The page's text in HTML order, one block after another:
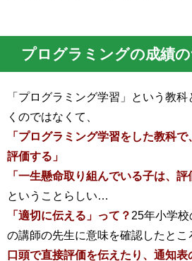
プログラミングの成績
「プログラミング学習」という教
くのではなくて、
「プログラミング学習をした教科で
評価する」
「一生懸命取り組んでいる子は、評
ということらしい…
「適切に伝える」って？ 25年小学
の講師の先生に意味を確認したとこ
口頭で直接評価を伝えたり、通知